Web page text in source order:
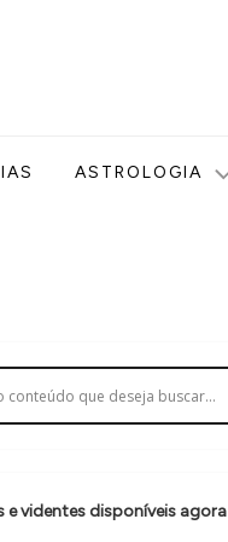
ASTROLOGIA
e videntes disponíveis agora